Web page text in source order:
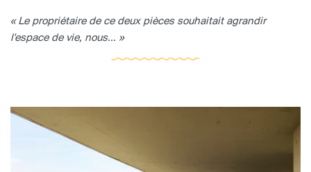
« Le propriétaire de ce deux pièces souhaitait agrandir
l'espace de vie, nous... »